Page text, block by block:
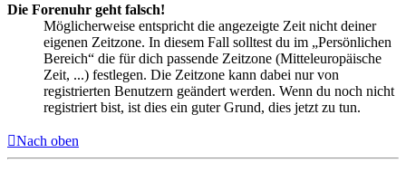
Die Forenuhr geht falsch!
Möglicherweise entspricht die angezeigte Zeit nicht deiner
eigenen Zeitzone. In diesem Fall solltest du im „Persönlichen
Bereich“ die für dich passende Zeitzone (Mitteleuropäische
Zeit, ...) festlegen. Die Zeitzone kann dabei nur von
registrierten Benutzern geändert werden. Wenn du noch nicht
registriert bist, ist dies ein guter Grund, dies jetzt zu tun.
Nach oben